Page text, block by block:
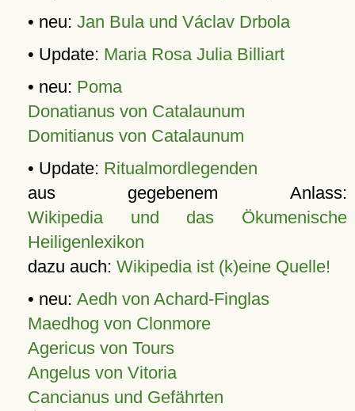
• neu: Jan Bula und Václav Drbola
• Update: Maria Rosa Julia Billiart
• neu: Poma
Donatianus von Catalaunum
Domitianus von Catalaunum
• Update: Ritualmordlegenden
aus gegebenem Anlass:
Wikipedia und das Ökumenische
Heiligenlexikon
dazu auch: Wikipedia ist (k)eine Quelle!
• neu: Aedh von Achard-Finglas
Maedhog von Clonmore
Agericus von Tours
Angelus von Vitoria
Cancianus und Gefährten